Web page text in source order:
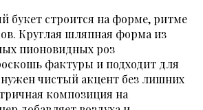
букет строится на форме, ритме
Круглая шляпная форма из
пионовидных роз
фактуры и подходит для
чистый акцент без лишних
композиция на